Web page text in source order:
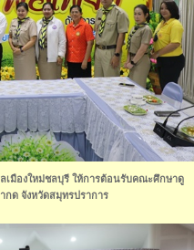
เมืองใหม่ชลบุรี ให้การต้อนรับคณะศึกษาดู
กด จังหวัดสมุทรปราการ